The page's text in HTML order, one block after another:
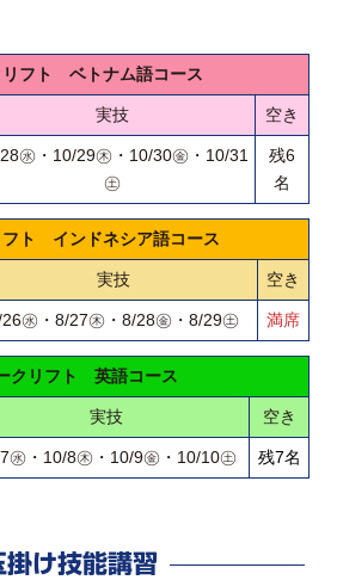
リフト ベトナム語コース
実技 空き
㊌・10/29㊍・10/30㊎・10/31
㊏
残6
名
フト インドネシア語コース
実技 空き
㊌・8/27㊍・8/28㊎・8/29㊏ 満席
クリフト 英語コース
実技 空き
㊌・10/8㊍・10/9㊎・10/10㊏ 残7名
掛け技能講習